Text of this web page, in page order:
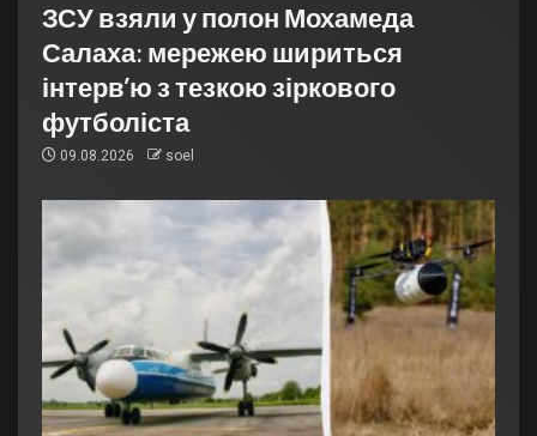
ЗСУ взяли у полон Мохамеда
Салаха: мережею шириться
інтерв’ю з тезкою зіркового
футболіста
09.08.2026 soel